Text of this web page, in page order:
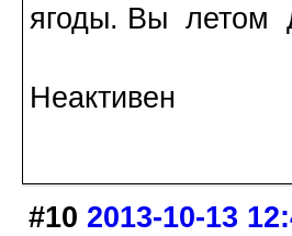
ягоды. Вы летом
Неактивен
#10 2013-10-13